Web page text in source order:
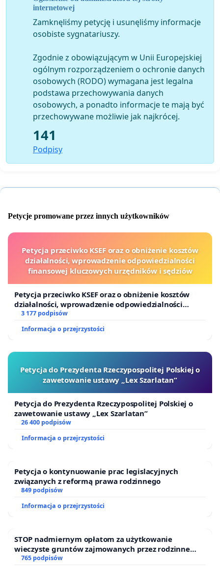
internetowej
Zamknęliśmy petycję i usunęliśmy informacje
osobiste sygnatariuszy.
Zgodnie z obowiązującym w Unii Europejskiej
ogólnym rozporządzeniem o ochronie danych
osobowych (RODO) wymagana jest legalna
podstawa przechowywania danych
osobowych, a ponadto informacje te mają być
przechowywane możliwie jak najkrócej.
141
Podpisy
Petycje promowane przez innych użytkowników
Petycja przeciwko KSEF oraz o obniżenie kosztów
działalności, wprowadzenie odpowiedzialności
finansowej kluczowych urzędników i sędziów
Petycja przeciwko KSEF oraz o obniżenie kosztów
działalności, wprowadzenie odpowiedzialności
finansowej kluczowych urzędników i sędziów
3 177 podpisów
Informacja o przejrzystości
Petycja do Prezydenta Rzeczypospolitej Polskiej o
zawetowanie ustawy „Lex Szarlatan”
Petycja do Prezydenta Rzeczypospolitej Polskiej o
zawetowanie ustawy „Lex Szarlatan”
26 400 podpisów
Informacja o przejrzystości
Petycja o kontynuowanie prac legislacyjnych
związanych z reformą prawa rodzinnego
849 podpisów
Informacja o przejrzystości
STOP nadmiernym opłatom za użytkowanie
wieczyste gruntów zajmowanych przez rodzinne
ogrody działkowe.
765 podpisów